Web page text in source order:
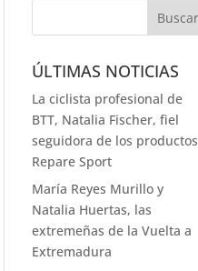
ÚLTIMAS NOTICIAS
La ciclista profesional de
BTT, Natalia Fischer, fiel
seguidora de los productos
Repare Sport
María Reyes Murillo y
Natalia Huertas, las
extremeñas de la Vuelta a
Extremadura